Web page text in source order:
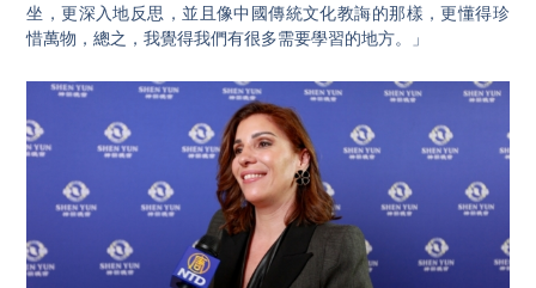
坐，更深入地反思，並且像中國傳統文化教誨的那樣，更懂得珍
惜萬物，總之，我覺得我們有很多需要學習的地方。」